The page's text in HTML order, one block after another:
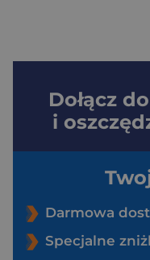
Dołącz do
i
Darmowa
Specjalne